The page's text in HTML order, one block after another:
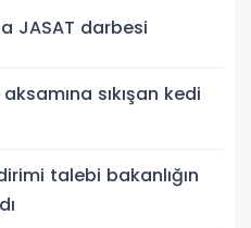
JASAT darbesi
sıkışan kedi
talebi bakanlığın